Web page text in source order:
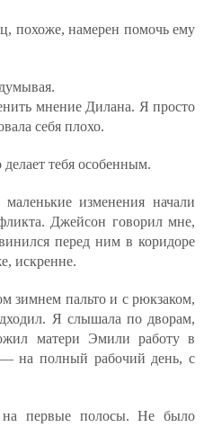
похоже, намерен помочь ему
мнение Дилана. Я просто
себя плохо.
тебя особенным.
изменения начали
Джейсон говорил мне,
перед ним в коридоре
искренне.
зимнем пальто и с рюкзаком,
Я слышала по дворам,
матери Эмили работу в
на полный рабочий день, с
первые полосы. Не было